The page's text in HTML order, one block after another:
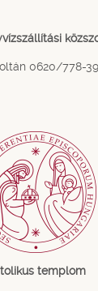
0620/778-
templom